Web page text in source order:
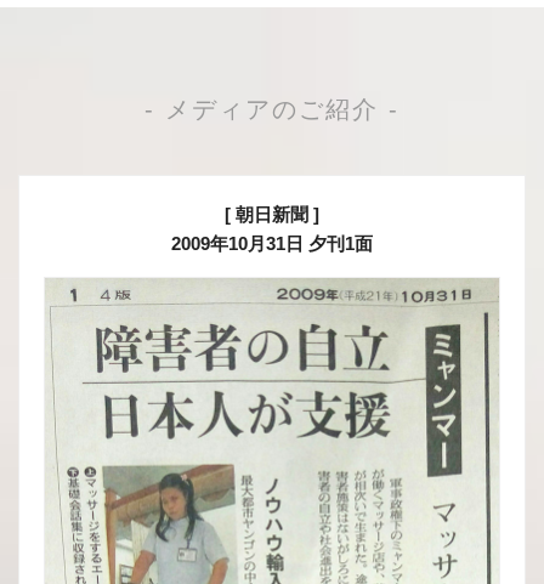
- メディアのご紹介 -
[ 朝日新聞 ]
2009年10月31日 夕刊1面